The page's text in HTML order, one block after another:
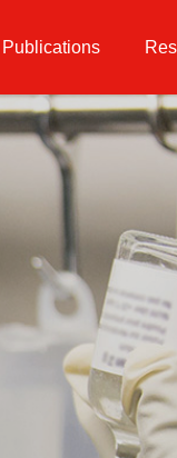
Publications